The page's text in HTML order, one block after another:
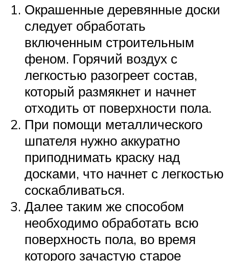
Окрашенные деревянные доски
следует обработать
включенным строительным
феном. Горячий воздух с
легкостью разогреет состав,
который размякнет и начнет
отходить от поверхности пола.
При помощи металлического
шпателя нужно аккуратно
приподнимать краску над
досками, что начнет с легкостью
соскабливаться.
Далее таким же способом
необходимо обработать всю
поверхность пола, во время
которого зачастую старое